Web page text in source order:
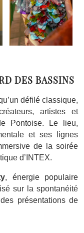
DES BASSINS
défilé classique,
artistes et
Pontoise. Le lieu,
et ses lignes
de la soirée
d’INTEX.
, énergie populaire
sur la spontanéité
présentations de